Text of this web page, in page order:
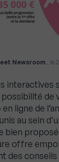
Newsroom , le
interactives
de
en ligne de
au sein
bien
offre
des